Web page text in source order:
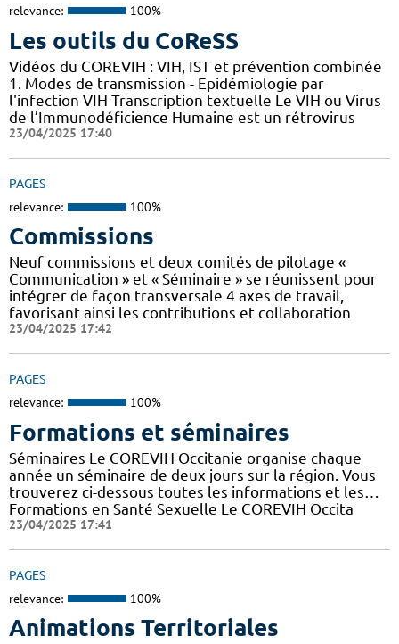
relevance: 100%
Les outils du CoReSS
Vidéos du COREVIH : VIH, IST et prévention combinée
1. Modes de transmission - Epidémiologie par
l'infection VIH Transcription textuelle Le VIH ou Virus
de l’Immunodéficience Humaine est un rétrovirus
23/04/2025 17:40
PAGES
relevance: 100%
Commissions
Neuf commissions et deux comités de pilotage «
Communication » et « Séminaire » se réunissent pour
intégrer de façon transversale 4 axes de travail,
favorisant ainsi les contributions et collaboration
23/04/2025 17:42
PAGES
relevance: 100%
Formations et séminaires
Séminaires Le COREVIH Occitanie organise chaque
année un séminaire de deux jours sur la région. Vous
trouverez ci-dessous toutes les informations et les…
Formations en Santé Sexuelle Le COREVIH Occita
23/04/2025 17:41
PAGES
relevance: 100%
Animations Territoriales